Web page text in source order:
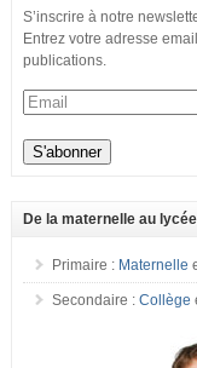
S’inscrire à notre
Entrez votre adresse
publications.
De la maternelle au lycée
Primaire : Maternelle
Secondaire : Collège